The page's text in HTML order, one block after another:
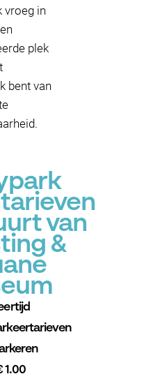
vroeg in
plek
bent van
van
&
1.00